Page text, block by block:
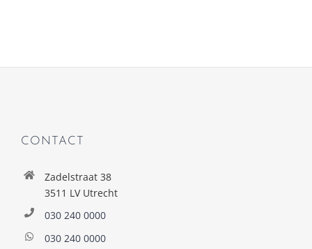
CONTACT
Zadelstraat 38
3511 LV Utrecht
030 240 0000
030 240 0000